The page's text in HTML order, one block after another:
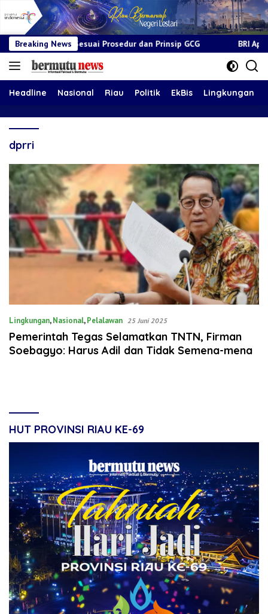
Breaking News
Sesuai Prosedur dan Prinsip GCG BRI Apresiasi
Headline Nasional Riau Politik EkBis Lingkungan
dprri
Lingkungan,Nasional,Pelalawan 25 Juni 2025
Pemerintah Tegas Selamatkan TNTN, Firman
Soebagyo: Harus Adil dan Tidak Semena-mena
HUT PROVINSI RIAU KE-69